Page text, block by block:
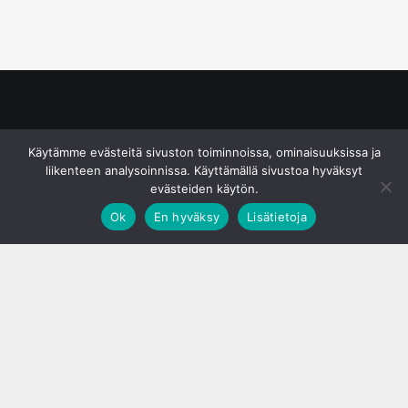
Käytämme evästeitä sivuston toiminnoissa, ominaisuuksissa ja
liikenteen analysoinnissa. Käyttämällä sivustoa hyväksyt
evästeiden käytön.
Ok
En hyväksy Lisätietoja